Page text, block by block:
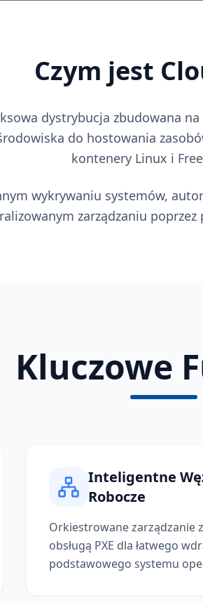
Czym jest
dystrybucja zbudowana
do hostowania
kontenery Linux i
wykrywaniu systemów,
zarządzaniu
Kluczowe
Inteligentne
Robocze
Orkiestrowane zarządzanie
obsługą PXE dla łatwego
podstawowego systemu